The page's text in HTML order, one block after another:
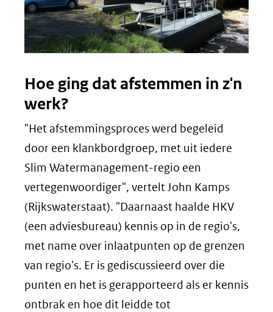
Hoe ging dat afstemmen in z'n
werk?
"Het afstemmingsproces werd begeleid
door een klankbordgroep, met uit iedere
Slim Watermanagement-regio een
vertegenwoordiger", vertelt John Kamps
(Rijkswaterstaat). "Daarnaast haalde HKV
(een adviesbureau) kennis op in de regio's,
met name over inlaatpunten op de grenzen
van regio's. Er is gediscussieerd over die
punten en het is gerapporteerd als er kennis
ontbrak en hoe dit leidde tot